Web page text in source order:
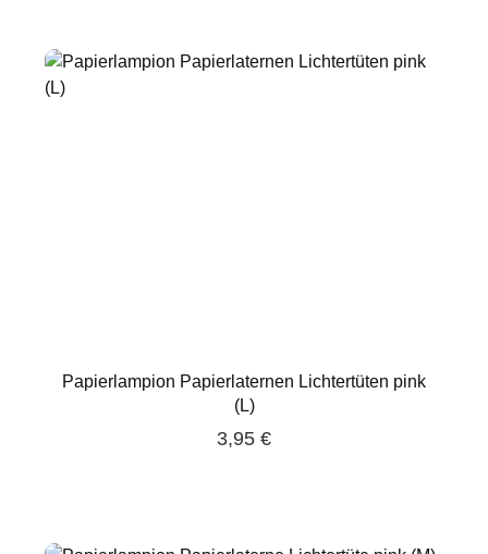
Papierlampion Papierlaternen Lichtertüten pink
(L)
3,95 €